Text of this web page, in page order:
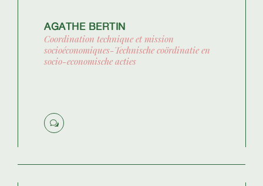
AGATHE BERTIN
Coordination technique et mission
socioéconomiques-Technische coördinatie en
socio-economische acties